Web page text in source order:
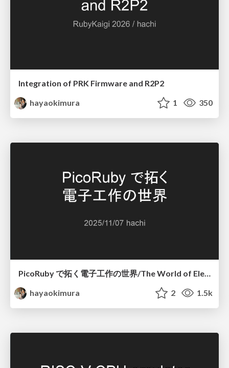
Integration of PRK Firmware and R2P2
hayaokimura
1 350
PicoRuby で拓く電子工作の世界/The World of Electronics Projects Opened by PicoRuby
hayaokimura
2 1.5k